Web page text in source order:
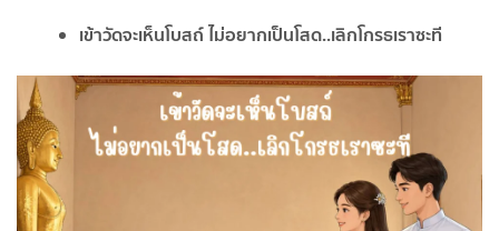
เข้าวัดจะเห็นโบสถ์ ไม่อยากเป็นโสด..เลิกโกรธเราซะที